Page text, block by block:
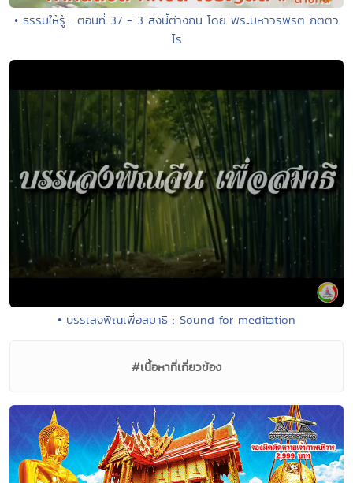
• ธรรมให้รู้ : ตอนที่ 37 - 3 สิ่งนี้ต่างกัน โดย พระมหาวรพรต กิตติว
โร
• บรรเลงพิณเพื่อสมาธิ : Sound for meditation
#เนื้อหาที่เกี่ยวข้อง